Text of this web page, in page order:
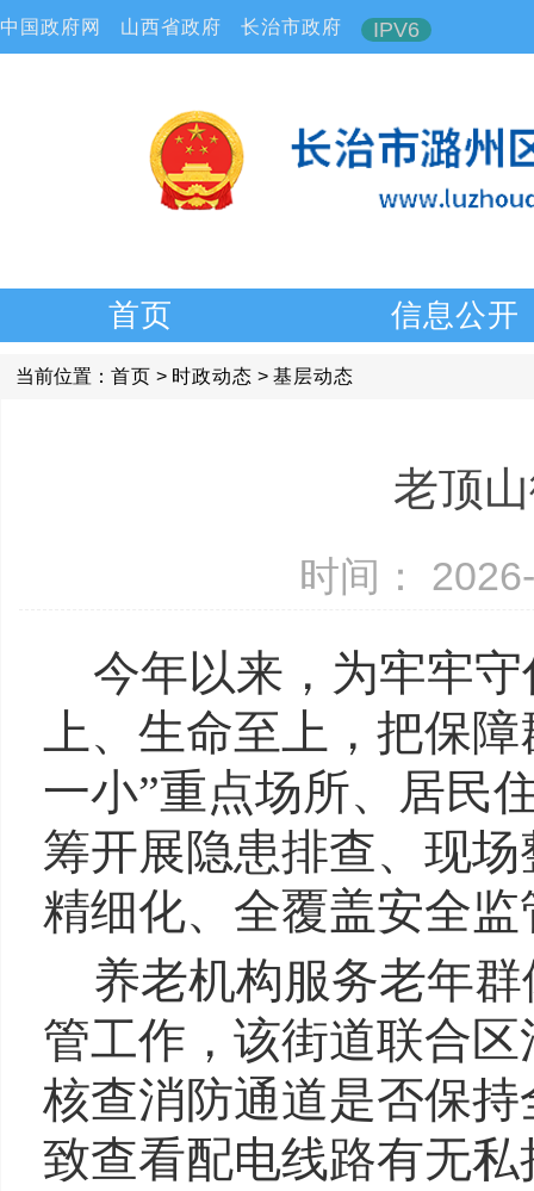
中国政府网 山西省政府 长治市政府 IPV6
首页 信息公开
当前位置： 首页 > 时政动态 > 基层动态
老顶
时间：
今年以来，为牢牢
上、生命至上，把保
一小”重点场所、居民
筹开展隐患排查、现
精细化、全覆盖安全
养老机构服务老年
管工作，该街道联合
核查消防通道是否保
致查看配电线路有无